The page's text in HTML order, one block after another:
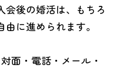
会後の婚活は、もちろ
に進められます。
面・電話・メール・